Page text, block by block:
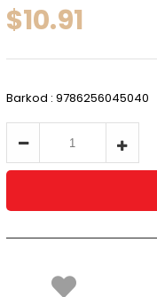
$10.91
Barkod : 9786256045040